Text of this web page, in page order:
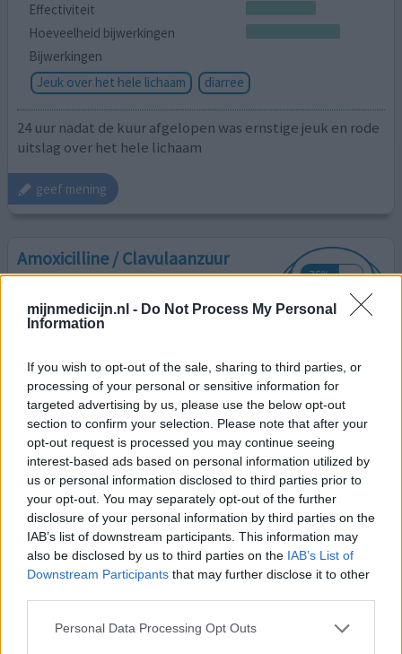
mijnmedicijn.nl - Do Not Process My Personal
Information
If you wish to opt-out of the sale, sharing to third parties, or
processing of your personal or sensitive information for
targeted advertising by us, please use the below opt-out
section to confirm your selection. Please note that after your
opt-out request is processed you may continue seeing
interest-based ads based on personal information utilized by
us or personal information disclosed to third parties prior to
your opt-out. You may separately opt-out of the further
disclosure of your personal information by third parties on the
IAB’s list of downstream participants. This information may
also be disclosed by us to third parties on the IAB’s List of
Downstream Participants that may further disclose it to other
Personal Data Processing Opt Outs
Effectiviteit
Hoeveelheid bijwerkingen
Bijwerkingen
Jeuk over het hele lichaam
diarree
24 uur nadat de kuur afgelopen was ernstige jeuk en rode
uitslag over het hele lichaam
geef mening
Amoxicilline / Clavulaanzuur
15-12-2025 | Vrouw | 38
amoxicilline / clavulaanzuur
Longontsteking
Hoeveelheid bijwerkingen
Meerdere keren dit medicijn gehad maar geen bijwerken
hier van. Werkt super snel! Fijn 🥳 nu maar hopen dat de
longontsteking weg blijft.
geef mening
Amoxicilline
Trekken van tand of kies